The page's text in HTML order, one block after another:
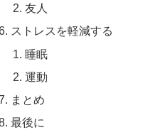
友人
ストレスを軽減する
睡眠
運動
まとめ
最後に